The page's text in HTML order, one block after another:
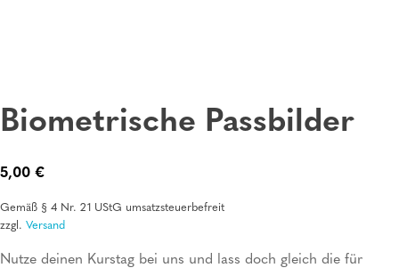
Biometrische Passbilder
5,00 €
Gemäß § 4 Nr. 21 UStG umsatzsteuerbefreit
zzgl. Versand
Nutze deinen Kurstag bei uns und lass doch gleich die für